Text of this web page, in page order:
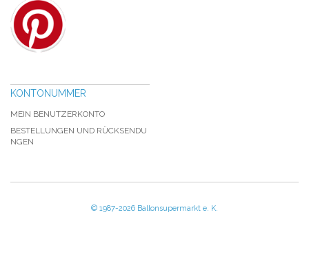
KONTONUMMER
MEIN BENUTZERKONTO
BESTELLUNGEN UND RÜCKSENDU
NGEN
© 1987-2026 Ballonsupermarkt e. K.